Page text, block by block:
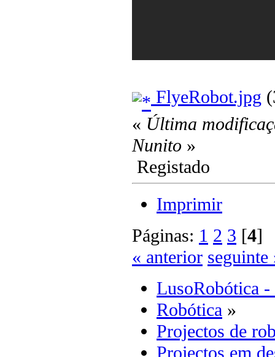
FlyeRobot.jpg
« Última
Nunito »
Registado
Imprimir
Páginas: 1 2 3 [4
« anterior seguinte
LusoRobótica -
Robótica »
Projectos de